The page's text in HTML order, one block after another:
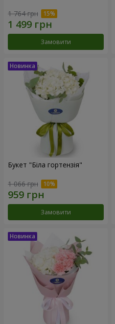
1 764 грн
Замовити
Букет "Біла гортензія"
1 066 грн
Замовити